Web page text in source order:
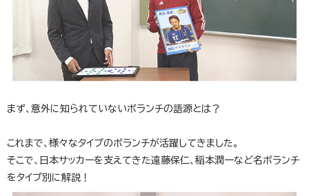
まず、意外に知られていないボランチの語源とは？
これまで、様々なタイプのボランチが活躍してきました。
そこで、日本サッカーを支えてきた遠藤保仁、稲本潤一など名ボランチ
をタイプ別に解説！